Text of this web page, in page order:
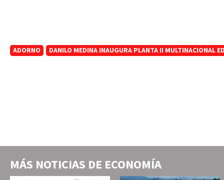
ADORNO DANILO MEDINA INAUGURA PLANTA II MULTINACIONAL
MÁS NOTICIAS DE ECONOMÍA